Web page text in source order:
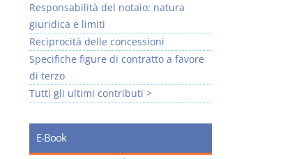
Responsabilità del notaio: natura
giuridica e limiti
Reciprocità delle concessioni
Specifiche figure di contratto a favore
di terzo
Tutti gli ultimi contributi >
E-Book